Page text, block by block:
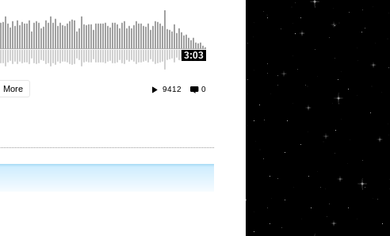
3:03
9412 0
More